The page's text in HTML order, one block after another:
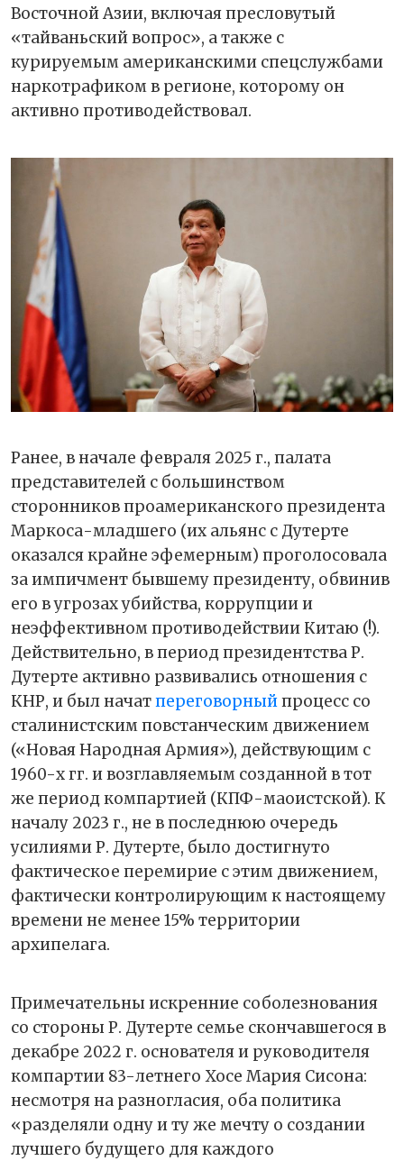
Восточной Азии, включая пресловутый
«тайваньский вопрос», а также с
курируемым американскими спецслужбами
наркотрафиком в регионе, которому он
активно противодействовал.
Ранее, в начале февраля 2025 г., палата
представителей с большинством
сторонников проамериканского президента
Маркоса-младшего (их альянс с Дутерте
оказался крайне эфемерным) проголосовала
за импичмент бывшему президенту, обвинив
его в угрозах убийства, коррупции и
неэффективном противодействии Китаю (!).
Действительно, в период президентства Р.
Дутерте активно развивались отношения с
КНР, и был начатпереговорныйпроцесс со
сталинистским повстанческим движением
(«Новая Народная Армия»), действующим с
1960-х гг. и возглавляемым созданной в тот
же период компартией (КПФ-маоистской). К
началу 2023 г., не в последнюю очередь
усилиями Р. Дутерте, было достигнуто
фактическое перемирие с этим движением,
фактически контролирующим к настоящему
времени не менее 15% территории
архипелага.
Примечательны искренние соболезнования
со стороны Р. Дутерте семье скончавшегося в
декабре 2022 г. основателя и руководителя
компартии 83-летнего Хосе Мария Сисона:
несмотря на разногласия, оба политика
«разделяли одну и ту же мечту о создании
лучшего будущего для каждого